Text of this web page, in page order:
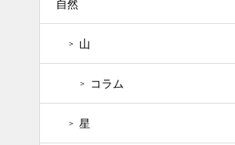
自然
山
コラム
星